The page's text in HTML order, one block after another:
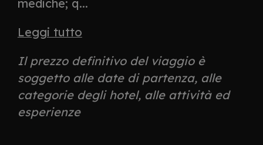
mediche; q...
Leggi tutto
Il prezzo definitivo del viaggio è
soggetto alle date di partenza, alle
categorie degli hotel, alle attività ed
esperienze